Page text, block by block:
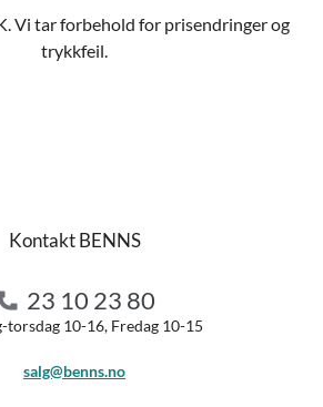
Vi tar forbehold for prisendringer og
trykkfeil.
Kontakt BENNS
23 10 23 80
torsdag 10-16, Fredag 10-15
salg@benns.no